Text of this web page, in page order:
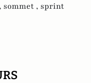
sommet , sprint